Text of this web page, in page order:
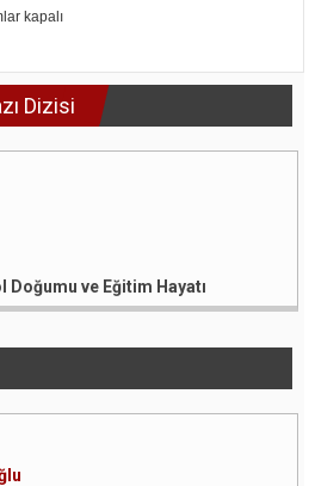
kapalı
Dizisi
Doğumu ve Eğitim Hayatı